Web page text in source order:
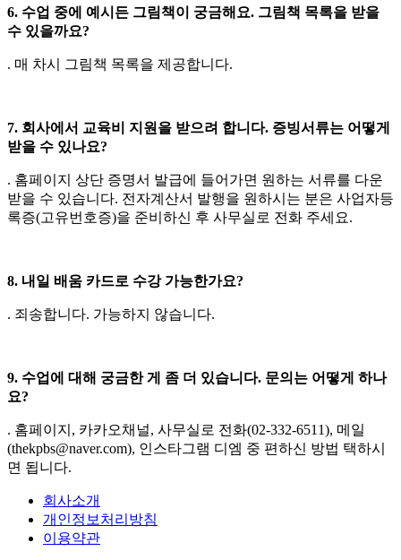
6. 수업 중에 예시든 그림책이 궁금해요. 그림책 목록을 받을
수 있을까요?
. 매 차시 그림책 목록을 제공합니다.
7. 회사에서 교육비 지원을 받으려 합니다. 증빙서류는 어떻게
받을 수 있나요?
. 홈페이지 상단 증명서 발급에 들어가면 원하는 서류를 다운
받을 수 있습니다. 전자계산서 발행을 원하시는 분은 사업자등
록증(고유번호증)을 준비하신 후 사무실로 전화 주세요.
8. 내일 배움 카드로 수강 가능한가요?
. 죄송합니다. 가능하지 않습니다.
9. 수업에 대해 궁금한 게 좀 더 있습니다. 문의는 어떻게 하나
요?
. 홈페이지, 카카오채널, 사무실로 전화(02-332-6511), 메일
(thekpbs@naver.com), 인스타그램 디엠 중 편하신 방법 택하시
면 됩니다.
회사소개
개인정보처리방침
이용약관